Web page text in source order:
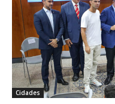
Cidades